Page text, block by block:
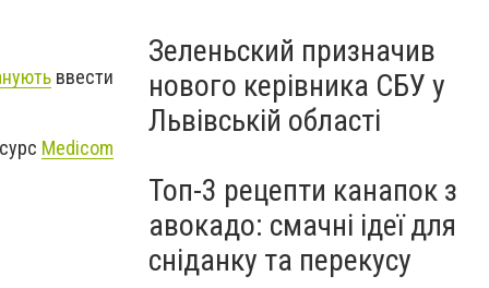
ввести
Medicom
Зеленьский призначив
нового керівника СБУ у
Львівській області
Топ-3 рецепти канапок з
авокадо: смачні ідеї для
сніданку та перекусу